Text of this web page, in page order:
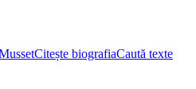
Citește biografiaCaută texte